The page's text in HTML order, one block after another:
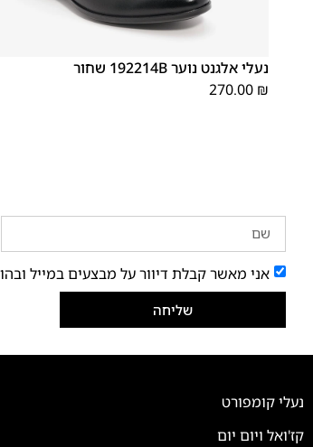
נעלי אלגנט נוער 192214B שחור
270.00 ₪
אני מאשר קבלת דיוור על מבצעים במייל
שליחה
נעלי קומפורט
קז'ואל ויום יום